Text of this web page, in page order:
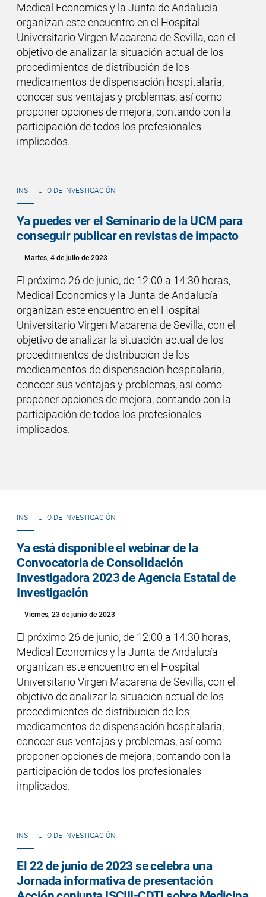
Medical Economics y la Junta de Andalucía
organizan este encuentro en el Hospital
Universitario Virgen Macarena de Sevilla, con el
objetivo de analizar la situación actual de los
procedimientos de distribución de los
medicamentos de dispensación hospitalaria,
conocer sus ventajas y problemas, así como
proponer opciones de mejora, contando con la
participación de todos los profesionales
implicados.
INSTITUTO DE INVESTIGACIÓN
Ya puedes ver el Seminario de la UCM para
conseguir publicar en revistas de impacto
Martes, 4 de julio de 2023
El próximo 26 de junio, de 12:00 a 14:30 horas,
Medical Economics y la Junta de Andalucía
organizan este encuentro en el Hospital
Universitario Virgen Macarena de Sevilla, con el
objetivo de analizar la situación actual de los
procedimientos de distribución de los
medicamentos de dispensación hospitalaria,
conocer sus ventajas y problemas, así como
proponer opciones de mejora, contando con la
participación de todos los profesionales
implicados.
INSTITUTO DE INVESTIGACIÓN
Ya está disponible el webinar de la
Convocatoria de Consolidación
Investigadora 2023 de Agencia Estatal de
Investigación
Viernes, 23 de junio de 2023
El próximo 26 de junio, de 12:00 a 14:30 horas,
Medical Economics y la Junta de Andalucía
organizan este encuentro en el Hospital
Universitario Virgen Macarena de Sevilla, con el
objetivo de analizar la situación actual de los
procedimientos de distribución de los
medicamentos de dispensación hospitalaria,
conocer sus ventajas y problemas, así como
proponer opciones de mejora, contando con la
participación de todos los profesionales
implicados.
INSTITUTO DE INVESTIGACIÓN
El 22 de junio de 2023 se celebra una
Jornada informativa de presentación